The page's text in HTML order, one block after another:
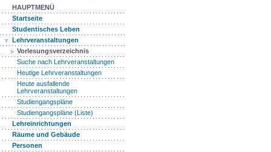
HAUPTMENÜ
Startseite
Studentisches Leben
Lehrveranstaltungen
Vorlesungsverzeichnis
Suche nach Lehrveranstaltungen
Heutige Lehrveranstaltungen
Heute ausfallende
Lehrveranstaltungen
Studiengangspläne
Studiengangspläne (Liste)
Lehreinrichtungen
Räume und Gebäude
Personen